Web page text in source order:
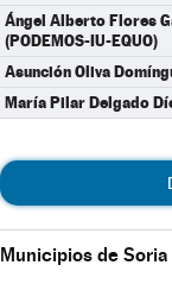
Ángel Alberto Flores
(PODEMOS-IU-EQUO)
Asunción Oliva
María Pilar Delgado
Municipios de Soria